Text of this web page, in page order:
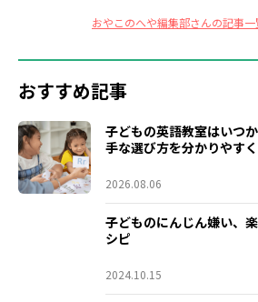
おやこのへや編集部さんの記事一
おすすめ記事
子どもの英語教室はいつ
手な選び方を分かりやす
2026.08.06
子どものにんじん嫌い、
シピ
2024.10.15